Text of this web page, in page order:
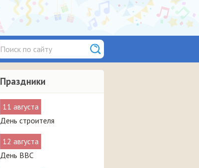
Праздники
11 августа
День строителя
12 августа
День ВВС